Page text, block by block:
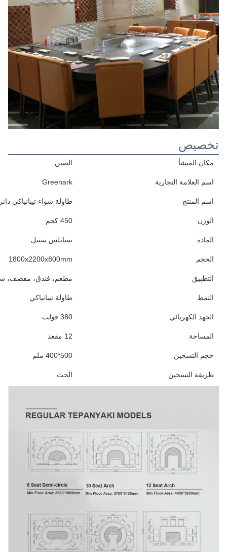
تخصيص
مكان المنشأ الصين
اسم العلامة التجارية Greenark
اسم المنتج طاولة شواء تيبانياكي
الوزن 450 كجم
المادة ستانلس ستيل
الحجم 1800x2200x800mm
التطبيق مطعم، فندق، مقصف،
النمط طاولة تيبانياكي
الجهد الكهربائي 380 فولت
المساحة 12 مقعد
حجم التسخين 500*400 ملم
طريقة التسخين الحث